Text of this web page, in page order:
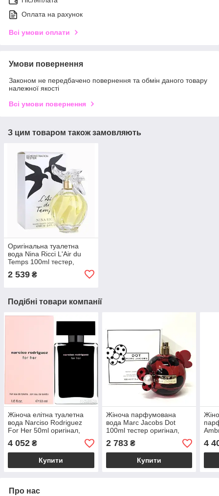
Оплата на рахунок
Всі умови оплати
Умови повернення
Законом не передбачено повернення та обмін даного товару
належної якості
Всі умови повернення
З цим товаром також замовляють
Оригінальна туалетна
вода Nina Ricci L'Air du
Temps 100ml тестер,
пряний квітковий аромат
для жінок
2 539 ₴
Подібні товари компанії
Жіноча елітна туалетна
вода Narciso Rodriguez
For Her 50ml оригінал,
квіткові деревно-мускусні
парфуми
4 052 ₴
Купити
Жіноча парфумована
вода Marc Jacobs Dot
100ml тестер оригінал,
фруктовий квітковий
аромат
2 783₴
Купити
4
Про нас